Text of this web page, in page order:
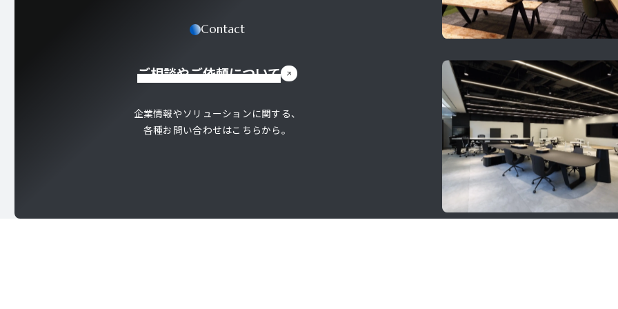
Contact
ご相談やご依頼について
企業情報やソリューションに関する、
各種お問い合わせはこちらから。